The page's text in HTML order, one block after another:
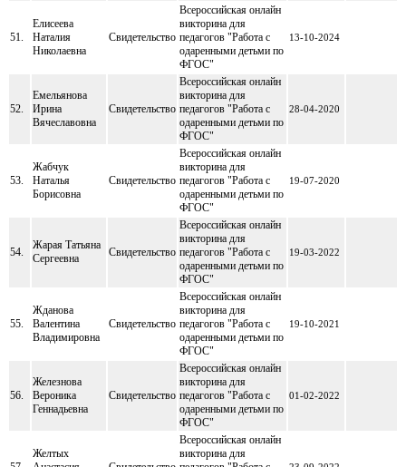
51.
Елисеева
Наталия
Николаевна
Свидетельство
Всероссийская онлайн
викторина для
педагогов "Работа с
одаренными детьми по
ФГОС"
13-10-2024
52.
Емельянова
Ирина
Вячеславовна
Свидетельство
Всероссийская онлайн
викторина для
педагогов "Работа с
одаренными детьми по
ФГОС"
28-04-2020
53.
Жабчук
Наталья
Борисовна
Свидетельство
Всероссийская онлайн
викторина для
педагогов "Работа с
одаренными детьми по
ФГОС"
19-07-2020
54.
Жарая Татьяна
Сергеевна
Свидетельство
Всероссийская онлайн
викторина для
педагогов "Работа с
одаренными детьми по
ФГОС"
19-03-2022
55.
Жданова
Валентина
Владимировна
Свидетельство
Всероссийская онлайн
викторина для
педагогов "Работа с
одаренными детьми по
ФГОС"
19-10-2021
56.
Железнова
Вероника
Геннадьевна
Свидетельство
Всероссийская онлайн
викторина для
педагогов "Работа с
одаренными детьми по
ФГОС"
01-02-2022
Желтых
Всероссийская онлайн
викторина для